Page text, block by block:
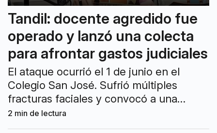
Tandil: docente agredido fue
operado y lanzó una colecta
para afrontar gastos judiciales
El ataque ocurrió el 1 de junio en el
Colegio San José. Sufrió múltiples
fracturas faciales y convocó a una
colecta para afrontar honorarios legales
en el proceso penal y civil.
2 min de lectura